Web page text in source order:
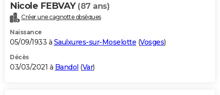
Nicole FEBVAY (87 ans)
Créer une cagnotte obsèques
Naissance
05/09/1933 à Saulxures-sur-Moselotte (Vosges)
Décès
03/03/2021 à Bandol (Var)